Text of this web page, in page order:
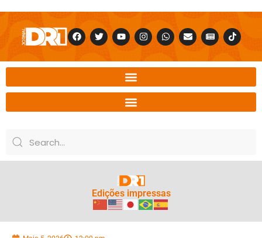
Edições impressas